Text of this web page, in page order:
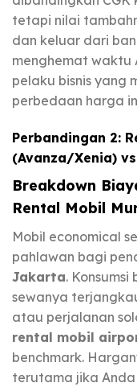
tetapi nilai
dan keluar dari
menghemat waktu
pelaku bisnis yang
perbedaan harga
Perbandingan 2:
(Avanza/Xenia)
Breakdown
Rental Mobil
Mobil economical
pahlawan bagi
Jakarta.
sewanya
atau perjalanan
rental mobil
benchmark.
terutama jika